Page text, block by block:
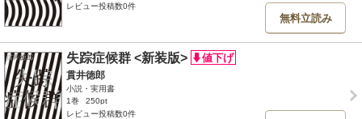
レビュー投稿数0件
無料立読み
失踪症候群 <新装版>
貫井徳郎
小説・実用書
1巻
250pt
レビュー投稿数0件